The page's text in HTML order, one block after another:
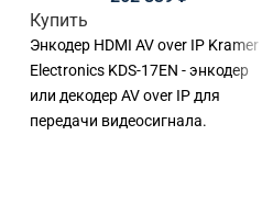
Купить
Энкодер HDMI AV over IP Kramer
Electronics KDS-17EN - энкодер
или декодер AV over IP для
передачи видеосигнала.